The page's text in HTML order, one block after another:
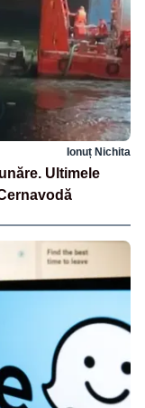
Ionuț Nichita
Ultimele